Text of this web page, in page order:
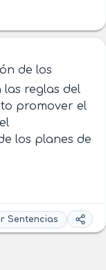
de los
reglas del
promover el
los planes de
Sentencias